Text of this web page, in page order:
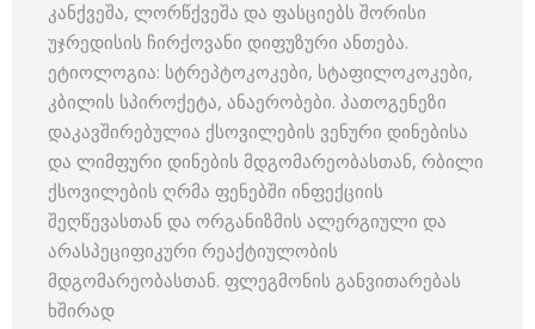
კანქვეშა, ლორწქვეშა და ფასციებს შორისი
უჯრედისის ჩირქოვანი დიფუზური ანთება.
ეტიოლოგია: სტრეპტოკოკები, სტაფილოკოკები,
კბილის სპიროქეტა, ანაერობები. პათოგენეზი
დაკავშირებულია ქსოვილების ვენური დინებისა
და ლიმფური დინების მდგომარეობასთან, რბილი
ქსოვილების ღრმა ფენებში ინფექციის
შეღწევასთან და ორგანიზმის ალერგიული და
არასპეციფიკური რეაქტიულობის
მდგომარეობასთან. ფლეგმონის განვითარებას
ხშირად